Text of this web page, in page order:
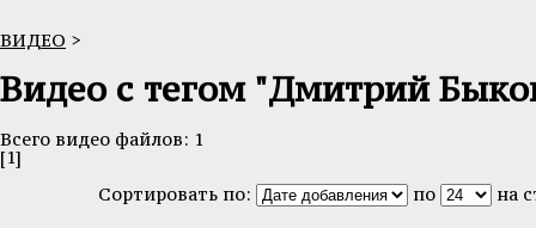
ВИДЕО >
Видео с тегом "Дмитрий
Всего видео файлов: 1
[1]
Сортировать по:
по на